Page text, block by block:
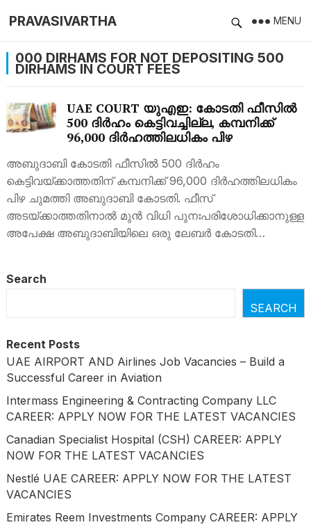
PRAVASIVARTHA MENU
000 DIRHAMS FOR NOT DEPOSITING 500
DIRHAMS IN COURT FEES
UAE COURT യുഎഇ: കോടതി ഫീസിൽ
500 ദിർഹം കെട്ടിവച്ചില്ല, കമ്പനിക്ക്
96,000 ദിർഹത്തിലധികം പിഴ
അബുദാബി കോടതി ഫീസിൽ 500 ദിർഹം
കെട്ടിവയ്ക്കാത്തതിന് കമ്പനിക്ക് 96,000 ദിർഹത്തിലധികം
പിഴ ചുമത്തി അബുദാബി കോടതി. ഫീസ്
അടയ്ക്കാത്തതിനാൽ മുൻ വിധി പുനഃപരിശോധിക്കാനുള്ള
അപേക്ഷ അബുദാബിയിലെ ഒരു ലേബർ കോടതി…
Search
SEARCH
Recent Posts
UAE AIRPORT AND Airlines Job Vacancies – Build a
Successful Career in Aviation
Intermass Engineering & Contracting Company LLC
CAREER: APPLY NOW FOR THE LATEST VACANCIES
Canadian Specialist Hospital (CSH) CAREER: APPLY
NOW FOR THE LATEST VACANCIES
Nestlé UAE CAREER: APPLY NOW FOR THE LATEST
VACANCIES
Emirates Reem Investments Company CAREER: APPLY